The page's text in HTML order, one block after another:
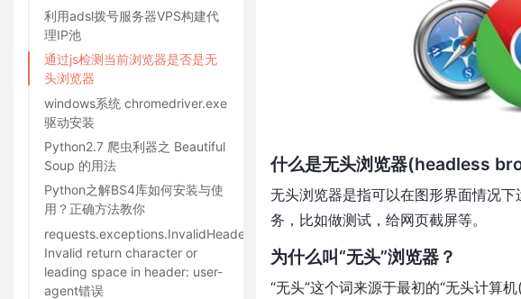
利用adsl拨号服务器VPS构建代
理IP池
通过js检测当前浏览器是否是无
头浏览器
windows系统 chromedriver.exe
驱动安装
Python2.7 爬虫利器之 Beautiful
Soup 的用法
Python之解BS4库如何安装与使
用？正确方法教你
requests.exceptions.InvalidHeader:
Invalid return character or
leading space in header: user-
agent错误
什么是无头浏览器(headless
无头浏览器是指可以在图形界面情况
务，比如做测试，给网页截屏等。
为什么叫“无头”浏览器？
“无头”这个词来源于最初的“无头计算